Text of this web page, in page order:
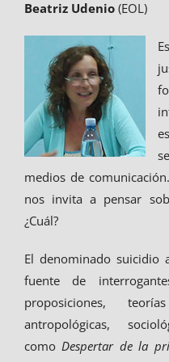
Beatriz Udenio(EOL)
medios de
nos invita a pensar
¿Cuál?
El denominado suicidio
fuente de
proposiciones,
antropológicas,
comoDespertar de la